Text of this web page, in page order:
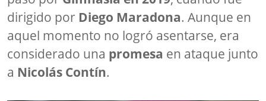
dirigido por Diego Maradona. Aunque en
aquel momento no logró asentarse, era
considerado una promesa en ataque junto
a Nicolás Contín.